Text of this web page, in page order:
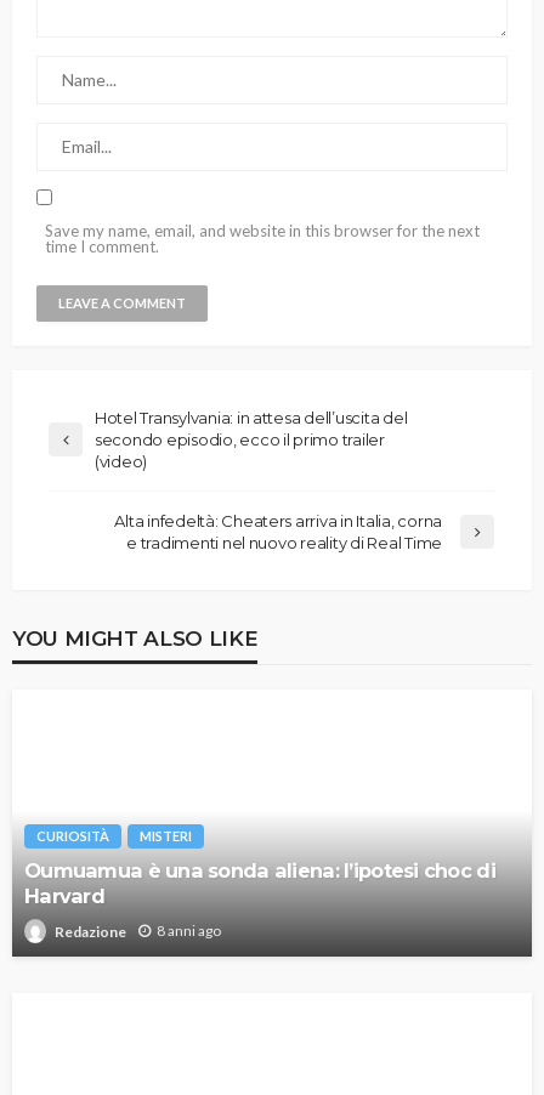
Save my name, email, and website in this browser for the next
time I comment.
Hotel Transylvania: in attesa dell’uscita del
secondo episodio, ecco il primo trailer
(video)
Alta infedeltà: Cheaters arriva in Italia, corna
e tradimenti nel nuovo reality di Real Time
YOU MIGHT ALSO LIKE
CURIOSITÀ MISTERI
Oumuamua è una sonda aliena: l’ipotesi choc di
Harvard
Redazione 8 anni ago